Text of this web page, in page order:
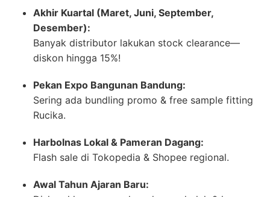
Akhir Kuartal (Maret, Juni, September,
Desember):
Banyak distributor lakukan stock clearance—
diskon hingga 15%!
Pekan Expo Bangunan Bandung:
Sering ada bundling promo & free sample fitting
Rucika.
Harbolnas Lokal & Pameran Dagang:
Flash sale di Tokopedia & Shopee regional.
Awal Tahun Ajaran Baru: